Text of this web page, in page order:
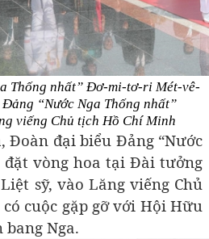
Thống nhất” Đơ-mi-tơ-ri Mét-vê-
“Nước Nga Thống nhất”
viếng Chủ tịch Hồ Chí Minh
Đoàn đại biểu Đảng “Nước
đặt vòng hoa tại Đài tưởng
sỹ, vào Lăng viếng Chủ
cuộc gặp gỡ với Hội Hữu
Nga.